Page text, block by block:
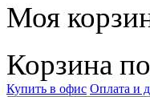
Моя
Корзина
Купить в офис Оплата и